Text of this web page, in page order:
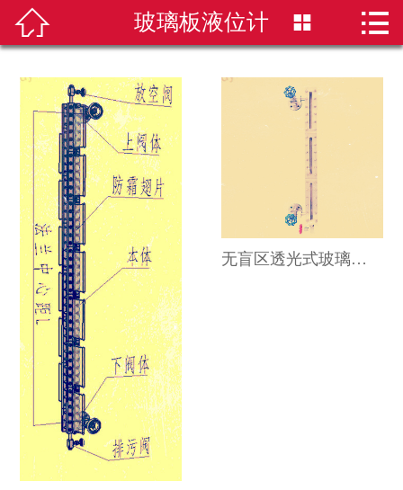
 首页
雷达液位计
超声波液位计
液位计选型
新闻资讯
 玻璃板液位计  
无盲区透光式玻璃板液位计